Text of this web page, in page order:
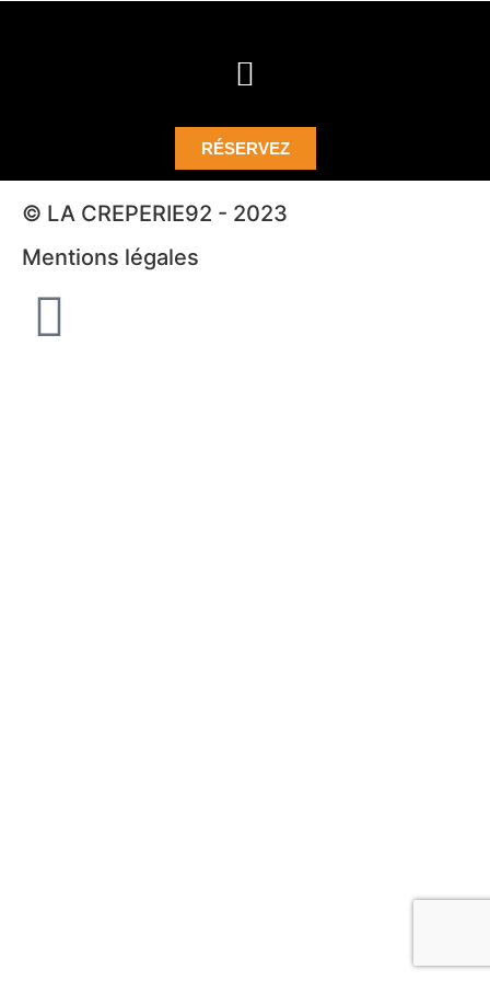
RÉSERVEZ
© LA CREPERIE92 - 2023
Mentions légales